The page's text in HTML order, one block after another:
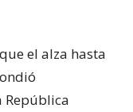
el alza hasta
República